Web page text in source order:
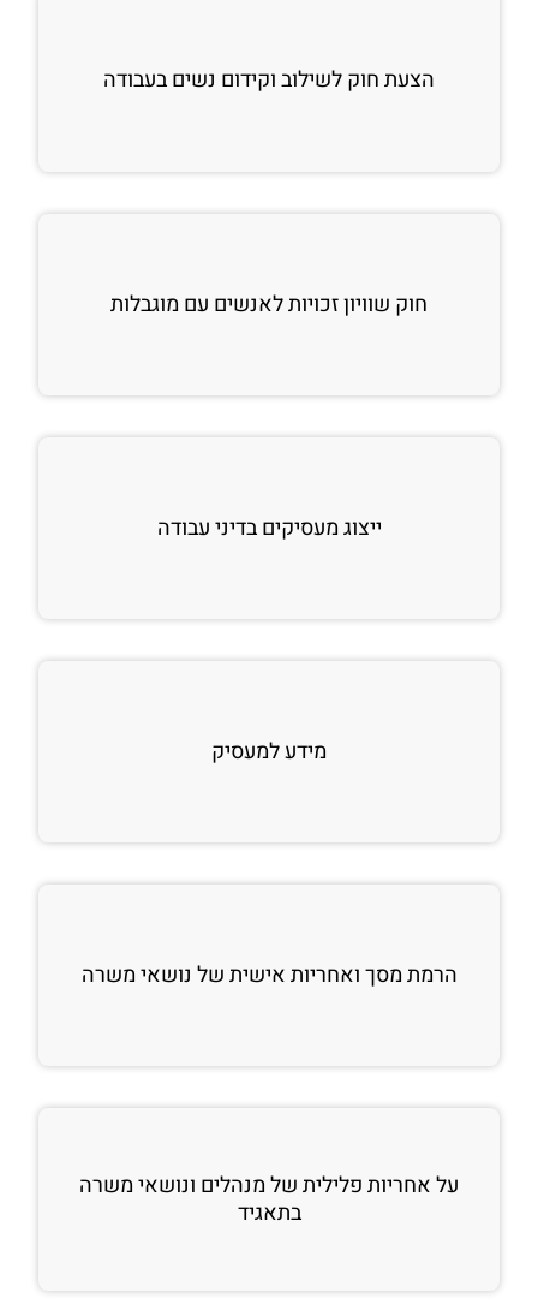
הצעת חוק לשילוב וקידום נשים בעבודה
חוק שוויון זכויות לאנשים עם מוגבלות
ייצוג מעסיקים בדיני עבודה
מידע למעסיק
הרמת מסך ואחריות אישית של נושאי משרה
על אחריות פלילית של מנהלים ונושאי משרה
בתאגיד